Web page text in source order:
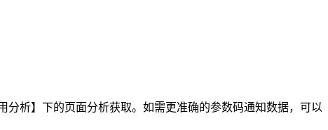
析】下的页面分析获取。如需更准确的参数码通知数据，可以